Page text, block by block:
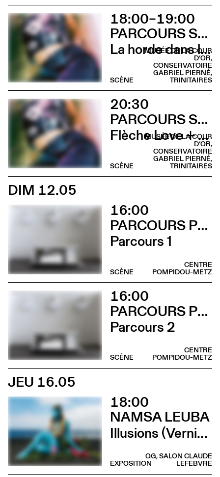
18:00–19:00
PARCOURS SUR LA COLLINE SAINTE-CROIX
La horde dans les pavés
MUSÉE DE LA COUR
D’OR,
CONSERVATOIRE
GABRIEL PIERNÉ,
TRINITAIRES
SCÈNE
20:30
PARCOURS SUR LA COLLINE SAINTE-CROIX
Flèche Love + Sami Galbi
MUSÉE DE LA COUR
D’OR,
CONSERVATOIRE
GABRIEL PIERNÉ,
TRINITAIRES
SCÈNE
DIM 12.05
16:00
PARCOURS PERFORMANCES
Parcours 1
CENTRE
POMPIDOU-METZ
SCÈNE
16:00
PARCOURS PERFORMANCES
Parcours 2
CENTRE
POMPIDOU-METZ
SCÈNE
JEU 16.05
18:00
NAMSA LEUBA
Illusions (Vernissage)
QG, SALON CLAUDE
LEFEBVRE
EXPOSITION